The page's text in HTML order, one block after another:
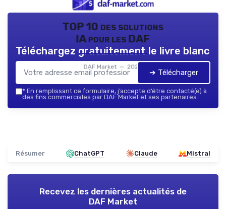
TOP 10 des solutions
IA pour les DAF
DAF Market — 2026
Téléchargez gratuitement le livre blanc
➔ Télécharger
* En remplissant ce formulaire, j’accepte d’être contacté(e) à
des fins commerciales par DAF Market et ses partenaires.
Résumer ChatGPT Claude Mistral
Recevez les dernières actualités de
DAF Market